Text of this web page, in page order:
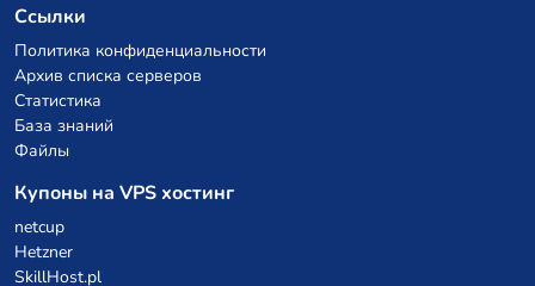
Ссылки
Политика конфиденциальности
Архив списка серверов
Статистика
База знаний
Файлы
Купоны на VPS хостинг
netcup
Hetzner
SkillHost.pl